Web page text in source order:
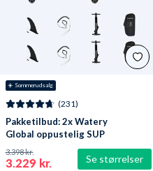
☀️ Sommerudsalg
Se størrelser
(231)
Pakketilbud: 2x Watery
Global oppustelig SUP
PaddleBoard 10'6
3.229 kr.
3.398 kr.